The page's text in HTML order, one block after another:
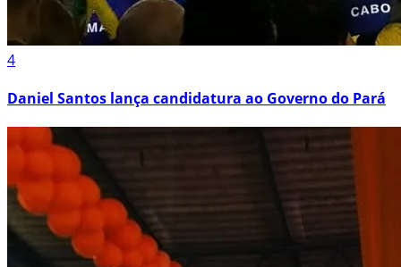
4
Daniel Santos lança candidatura ao Governo do Pará